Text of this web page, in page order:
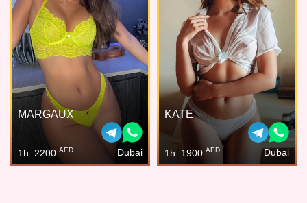
MARGAUX
1h: 2200 AED Dubai
KATE
1h: 1900 AED Dubai